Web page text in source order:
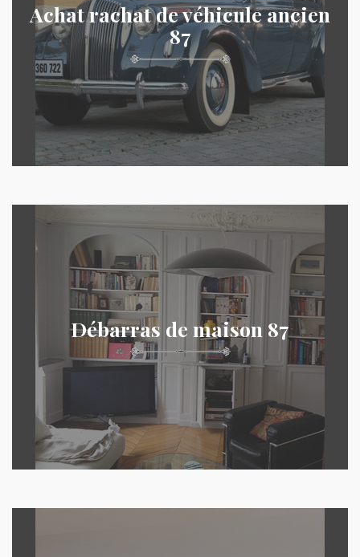
Achat rachat de véhicule ancien
87
Débarras de maison 87